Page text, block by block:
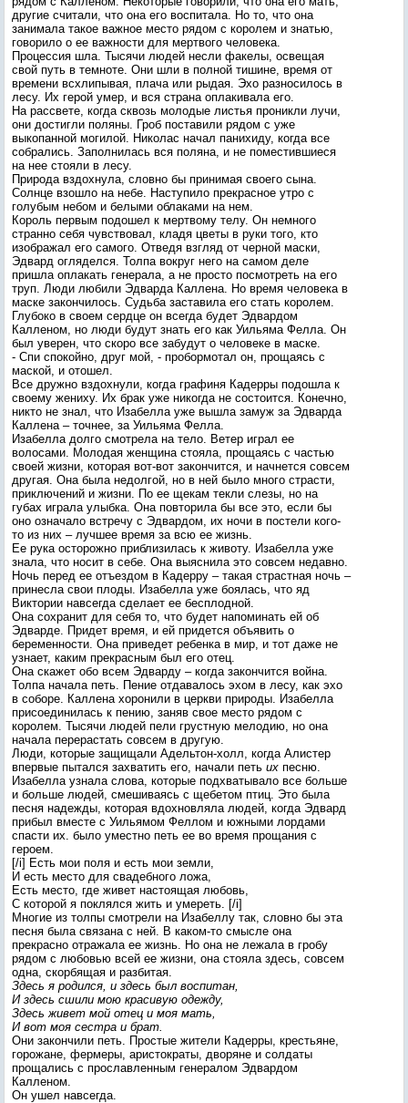
другие считали, что она его воспитала. Но то, что она
занимала такое важное место рядом с королем и знатью,
говорило о ее важности для мертвого человека.
Процессия шла. Тысячи людей несли факелы, освещая
свой путь в темноте. Они шли в полной тишине, время от
времени всхлипывая, плача или рыдая. Эхо разносилось в
лесу. Их герой умер, и вся страна оплакивала его.
На рассвете, когда сквозь молодые листья проникли лучи,
они достигли поляны. Гроб поставили рядом с уже
выкопанной могилой. Николас начал панихиду, когда все
собрались. Заполнилась вся поляна, и не поместившиеся
на нее стояли в лесу.
Природа вздохнула, словно бы принимая своего сына.
Солнце взошло на небе. Наступило прекрасное утро с
голубым небом и белыми облаками на нем.
Король первым подошел к мертвому телу. Он немного
странно себя чувствовал, кладя цветы в руки того, кто
изображал его самого. Отведя взгляд от черной маски,
Эдвард огляделся. Толпа вокруг него на самом деле
пришла оплакать генерала, а не просто посмотреть на его
труп. Люди любили Эдварда Каллена. Но время человека в
маске закончилось. Судьба заставила его стать королем.
Глубоко в своем сердце он всегда будет Эдвардом
Калленом, но люди будут знать его как Уильяма Фелла. Он
был уверен, что скоро все забудут о человеке в маске.
- Спи спокойно, друг мой, - пробормотал он, прощаясь с
маской, и отошел.
Все дружно вздохнули, когда графиня Кадерры подошла к
своему жениху. Их брак уже никогда не состоится. Конечно,
никто не знал, что Изабелла уже вышла замуж за Эдварда
Каллена – точнее, за Уильяма Фелла.
Изабелла долго смотрела на тело. Ветер играл ее
волосами. Молодая женщина стояла, прощаясь с частью
своей жизни, которая вот-вот закончится, и начнется совсем
другая. Она была недолгой, но в ней было много страсти,
приключений и жизни. По ее щекам текли слезы, но на
губах играла улыбка. Она повторила бы все это, если бы
оно означало встречу с Эдвардом, их ночи в постели кого-
то из них – лучшее время за всю ее жизнь.
Ее рука осторожно приблизилась к животу. Изабелла уже
знала, что носит в себе. Она выяснила это совсем недавно.
Ночь перед ее отъездом в Кадерру – такая страстная ночь –
принесла свои плоды. Изабелла уже боялась, что яд
Виктории навсегда сделает ее бесплодной.
Она сохранит для себя то, что будет напоминать ей об
Эдварде. Придет время, и ей придется объявить о
беременности. Она приведет ребенка в мир, и тот даже не
узнает, каким прекрасным был его отец.
Она скажет обо всем Эдварду – когда закончится война.
Толпа начала петь. Пение отдавалось эхом в лесу, как эхо
в соборе. Каллена хоронили в церкви природы. Изабелла
присоединилась к пению, заняв свое место рядом с
королем. Тысячи людей пели грустную мелодию, но она
начала перерастать совсем в другую.
Люди, которые защищали Адельтон-холл, когда Алистер
впервые пытался захватить его, начали петь их песню.
Изабелла узнала слова, которые подхватывало все больше
и больше людей, смешиваясь с щебетом птиц. Это была
песня надежды, которая вдохновляла людей, когда Эдвард
прибыл вместе с Уильямом Феллом и южными лордами
спасти их. было уместно петь ее во время прощания с
героем.
[/i] Есть мои поля и есть мои земли,
И есть место для свадебного ложа,
Есть место, где живет настоящая любовь,
С которой я поклялся жить и умереть. [/i]
Многие из толпы смотрели на Изабеллу так, словно бы эта
песня была связана с ней. В каком-то смысле она
прекрасно отражала ее жизнь. Но она не лежала в гробу
рядом с любовью всей ее жизни, она стояла здесь, совсем
одна, скорбящая и разбитая.
Здесь я родился, и здесь был воспитан,
И здесь сшили мою красивую одежду,
Здесь живет мой отец и моя мать,
И вот моя сестра и брат.
Они закончили петь. Простые жители Кадерры, крестьяне,
горожане, фермеры, аристократы, дворяне и солдаты
прощались с прославленным генералом Эдвардом
Калленом.
Он ушел навсегда.